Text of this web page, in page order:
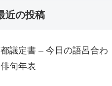
近の投稿
議定書 – 今日の語呂合わ
句年表